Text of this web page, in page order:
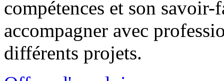
compétences et son
accompagner avec
différents projets.